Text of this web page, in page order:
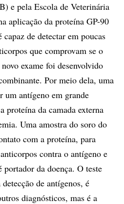
e pela Escola de Veterinária
aplicação da proteína GP-90
de detectar em poucas
que comprovam se o
exame foi desenvolvido
Por meio dela, uma
um antígeno em grande
proteína da camada externa
Uma amostra do soro do
com a proteína, para
contra o antígeno e
da doença. O teste
de antígenos, é
diagnósticos, mas é a